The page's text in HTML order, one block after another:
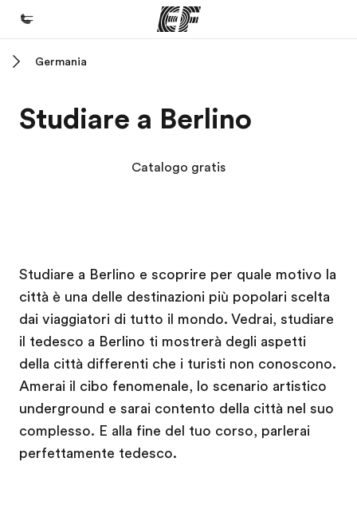
Programmi
La nostra organizzazione
Carriera
Lavora con noi
Germania
Studiare a Berlino
Catalogo gratis
Studiare a Berlino e scoprire per quale motivo la
città è una delle destinazioni più popolari scelta
dai viaggiatori di tutto il mondo. Vedrai, studiare
il tedesco a Berlino ti mostrerà degli aspetti
della città differenti che i turisti non conoscono.
Amerai il cibo fenomenale, lo scenario artistico
underground e sarai contento della città nel suo
complesso. E alla fine del tuo corso, parlerai
perfettamente tedesco.